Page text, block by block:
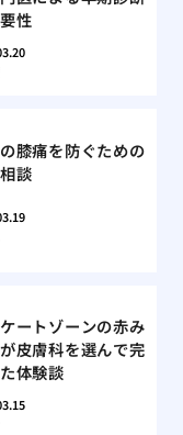
性
膝痛を防ぐための
談
ートゾーンの赤み
皮膚科を選んで完
体験談